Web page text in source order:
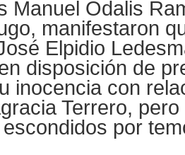
Manuel Odalis
manifestaron
Elpidio
disposición de
inocencia con
Terrero,
por